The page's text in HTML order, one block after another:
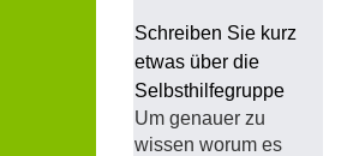
Schreiben Sie kurz
etwas über die
Selbsthilfegruppe
Um genauer zu
wissen worum es